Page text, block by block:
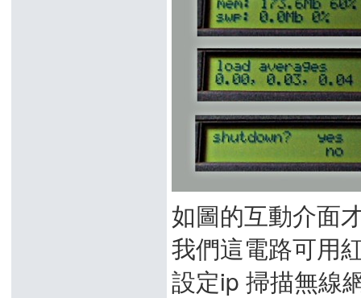
如圖的互動介面
我們這電路可用
設定ip 掃描無線